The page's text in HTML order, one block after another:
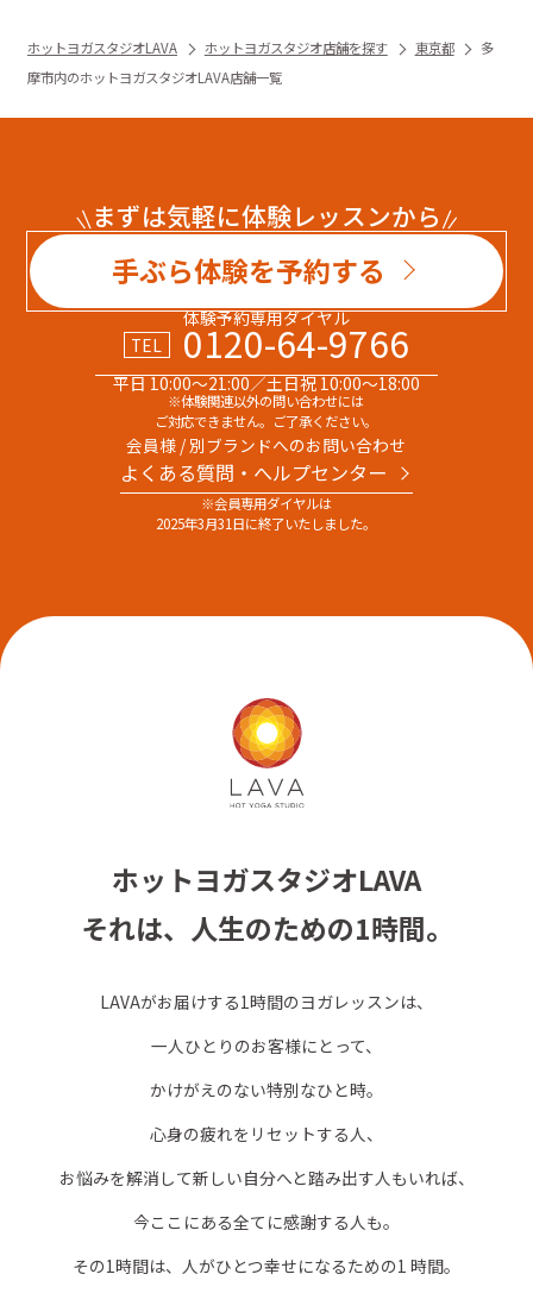
ホットヨガスタジオLAVA ホットヨガスタジオ店舗を探す 東京都
多
摩市内のホットヨガスタジオLAVA店舗一覧
まずは気軽に体験レッスンから
手ぶら体験を予約する
体験予約専用ダイヤル
TEL
0120-64-9766
平日 10:00～21:00／土日祝 10:00～18:00
※体験関連以外の問い合わせには
ご対応できません。ご了承ください。
会員様 / 別ブランドへのお問い合わせ
よくある質問・へルプセンター
※会員専用ダイヤルは
2025年3月31日に終了いたしました。
ホットヨガスタジオLAVA
それは、人生のための1時間。
LAVAがお届けする1時間のヨガレッスンは、
一人ひとりのお客様にとって、
かけがえのない特別なひと時。
心身の疲れをリセットする人、
お悩みを解消して新しい自分へと踏み出す人もいれば、
今ここにある全てに感謝する人も。
その1時間は、人がひとつ幸せになるための1 時間。